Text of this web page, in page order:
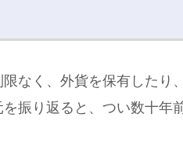
なく、外貨を保有したり
振り返ると、つい数十年